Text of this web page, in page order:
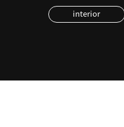
interior